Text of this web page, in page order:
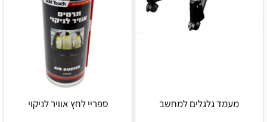
מעמד גלגלים למחשב ספריי לחץ אוויר לניקוי